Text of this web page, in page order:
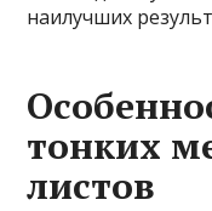
наилучших
тонких
листов